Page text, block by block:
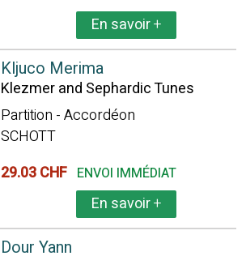
En savoir+
Kljuco Merima
Klezmer and Sephardic Tunes
Partition - Accordéon
SCHOTT
29.03 CHF ENVOI IMMÉDIAT
En savoir+
Dour Yann